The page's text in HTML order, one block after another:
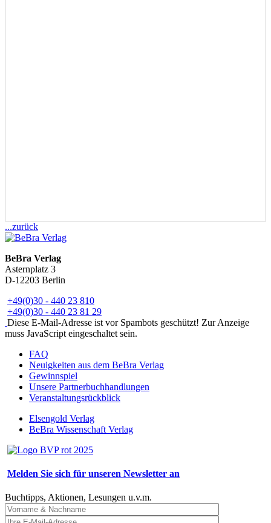
...zurück
BeBra Verlag
Asternplatz 3
D-12203 Berlin
+49(0)30 - 440 23 810
+49(0)30 - 440 23 81 29
Diese E-Mail-Adresse ist vor Spambots geschützt! Zur Anzeige
muss JavaScript eingeschaltet sein.
FAQ
Neuigkeiten aus dem BeBra Verlag
Gewinnspiel
Unsere Partnerbuchhandlungen
Veranstaltungsrückblick
Elsengold Verlag
BeBra Wissenschaft Verlag
Melden Sie sich für unseren Newsletter an
Buchtipps, Aktionen, Lesungen u.v.m.